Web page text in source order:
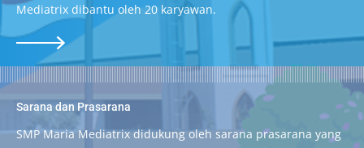
Mediatrix dibantu oleh 20 karyawan.
Sarana dan Prasarana
SMP Maria Mediatrix didukung oleh sarana prasarana yang